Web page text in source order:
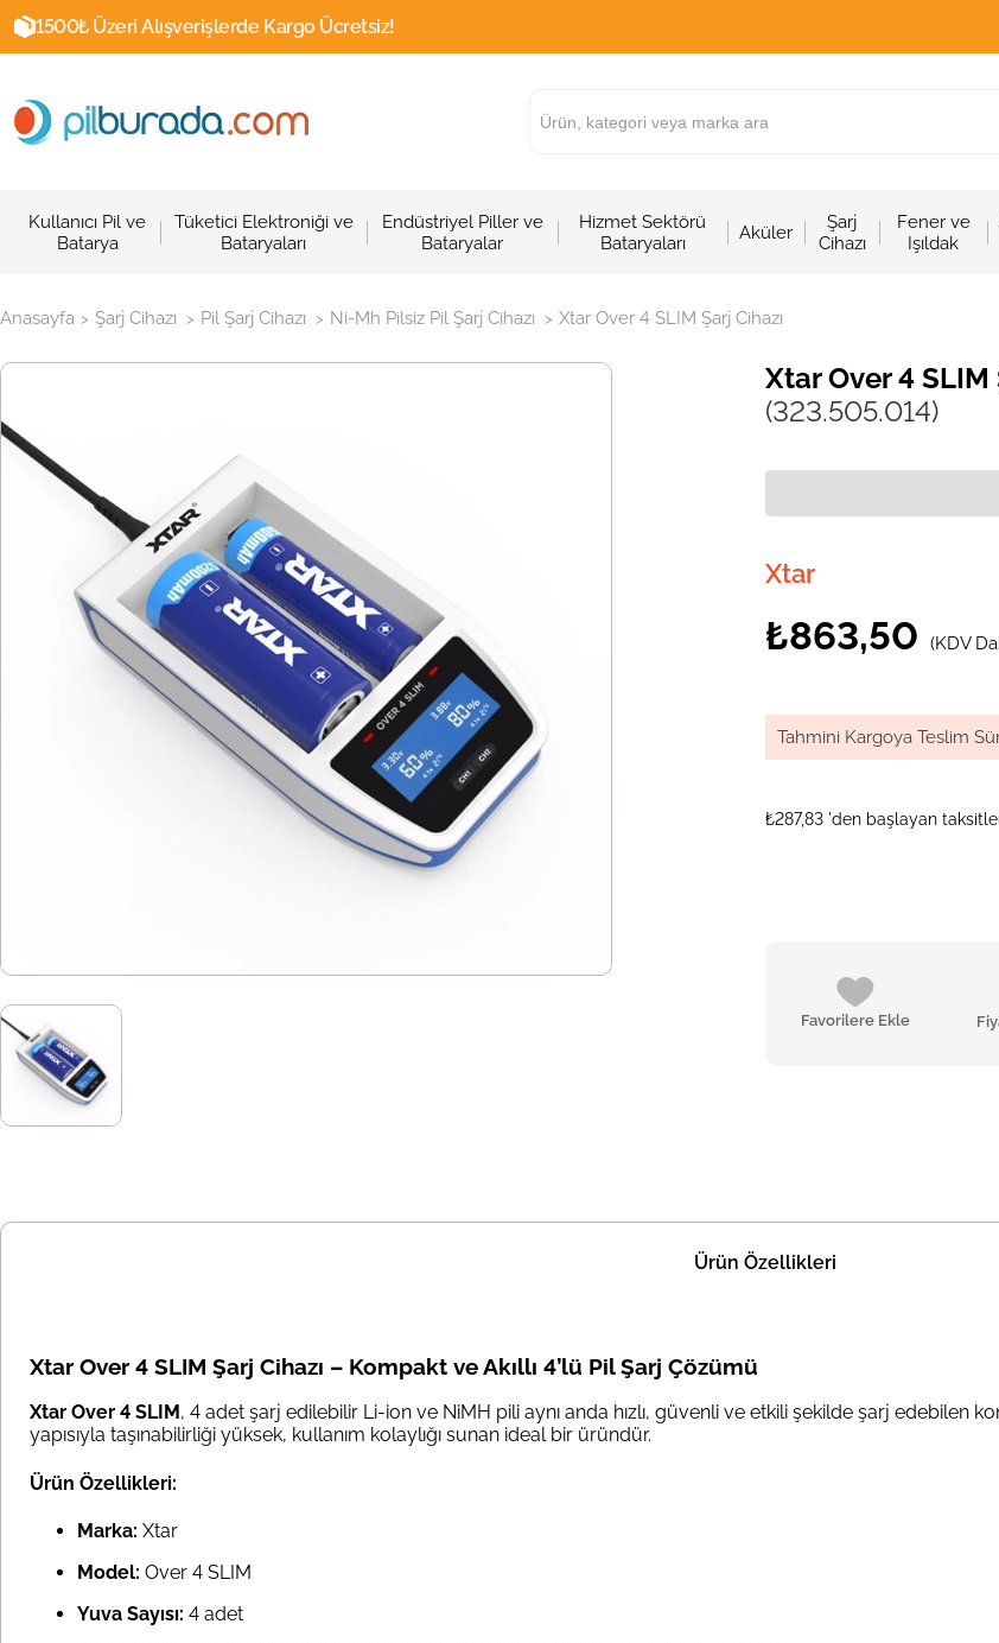
1500₺ Üzeri Alışverişlerde Kargo Ücretsiz!
Kullanıcı Pil ve
Batarya
Tüketici Elektroniği ve
Bataryaları
Endüstriyel Piller ve
Bataryalar
Hizmet Sektörü
Bataryaları
Aküler
Şarj
Cihazı
Fener ve
Işıldak
Anasayfa > Şarj Cihazı > Pil Şarj Cihazı > Ni-Mh Pilsiz Pil Şarj Cihazı > Xtar Over 4 SLIM Şarj Cihazı
Xtar Over 4 SLIM
(323.505.014)
Xtar
₺863,50 (KDV
Tahmini Kargoya Teslim
₺287,83 'den başlayan
Favorilere Ekle
Ürün Özellikleri
Xtar Over 4 SLIM Şarj Cihazı – Kompakt ve Akıllı 4’lü Pil Şarj Çözümü
Xtar Over 4 SLIM , 4 adet şarj edilebilir Li-ion ve NiMH pili aynı anda hızlı, güvenli ve etkili şekilde şarj edebilen
yapısıyla taşınabilirliği yüksek, kullanım kolaylığı sunan ideal bir üründür.
Ürün Özellikleri:
Marka: Xtar
Model: Over 4 SLIM
Yuva Sayısı: 4 adet